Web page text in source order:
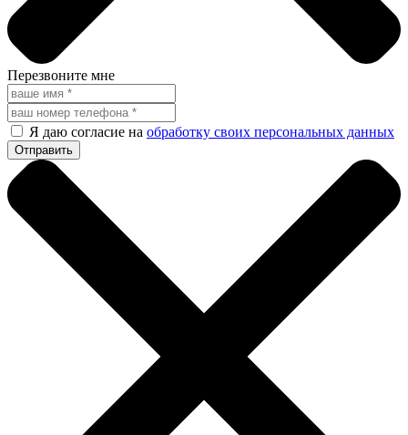
Перезвоните мне
Я даю согласие на обработку своих персональных данных